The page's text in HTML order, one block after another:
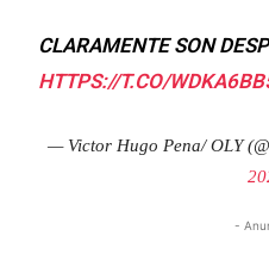
CLARAMENTE SON
HTTPS://T.CO/
— Victor Hugo Pena/ OLY
-